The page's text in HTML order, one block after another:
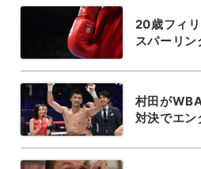
20歳フィリ
スパーリン
村田が
対決でエン